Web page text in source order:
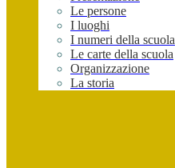
Le persone
I luoghi
I numeri della scuola
Le carte della scuola
Organizzazione
La storia